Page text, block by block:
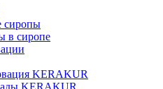
сиропы
в сиропе
KERAKUR
KERAKUR